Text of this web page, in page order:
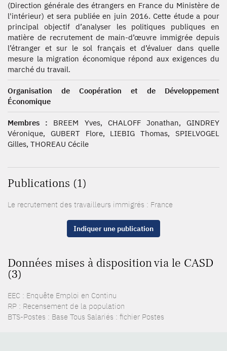
(Direction générale des étrangers en France du Ministère de
l'intérieur) et sera publiée en juin 2016. Cette étude a pour
principal objectif d’analyser les politiques publiques en
matière de recrutement de main-d’œuvre immigrée depuis
l’étranger et sur le sol français et d’évaluer dans quelle
mesure la migration économique répond aux exigences du
marché du travail.
Organisation de Coopération et de Développement
Économique
Membres : BREEM Yves, CHALOFF Jonathan, GINDREY
Véronique, GUBERT Flore, LIEBIG Thomas, SPIELVOGEL
Gilles, THOREAU Cécile
Publications (1)
Le recrutement des travailleurs immigrés : France
Indiquer une publication
Données mises à disposition via le CASD
(3)
EEC : Enquête Emploi en Continu
RP : Recensement de la population
BTS-Postes : Base Tous Salariés : fichier Postes